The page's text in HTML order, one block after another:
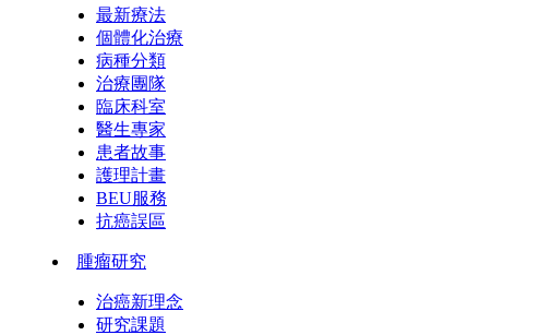
最新療法
個體化治療
病種分類
治療團隊
臨床科室
醫生專家
患者故事
護理計畫
BEU服務
抗癌誤區
腫瘤研究
治癌新理念
研究課題